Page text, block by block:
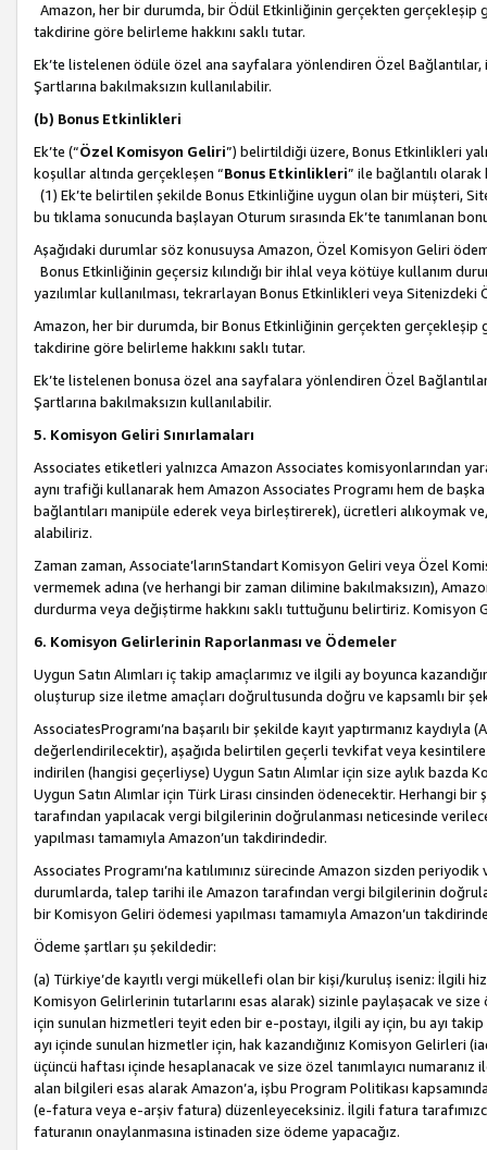
Amazon, her bir durumda, bir Ödül Etkinliğinin gerçekten gerçekleşip
takdirine göre belirleme hakkını saklı tutar.
Ek’te listelenen ödüle özel ana sayfalara yönlendiren Özel
Şartlarına bakılmaksızın kullanılabilir.
(b) Bonus Etkinlikleri
Ek’te (“Özel Komisyon Geliri”) belirtildiği üzere, Bonus Etkinlikleri
koşullar altında gerçekleşen “Bonus Etkinlikleri” ile bağlantılı olarak
(1) Ek’te belirtilen şekilde Bonus Etkinliğine uygun olan bir müşteri,
bu tıklama sonucunda başlayan Oturum sırasında Ek’te tanımlanan
Aşağıdaki durumlar söz konusuysa Amazon, Özel Komisyon Geliri
Bonus Etkinliğinin geçersiz kılındığı bir ihlal veya kötüye kullanım
yazılımlar kullanılması, tekrarlayan Bonus Etkinlikleri veya
Amazon, her bir durumda, bir Bonus Etkinliğinin gerçekten gerçekleşip
takdirine göre belirleme hakkını saklı tutar.
Ek’te listelenen bonusa özel ana sayfalara yönlendiren Özel
Şartlarına bakılmaksızın kullanılabilir.
5. Komisyon Geliri Sınırlamaları
Associates etiketleri yalnızca Amazon Associates komisyonlarından
aynı trafiği kullanarak hem Amazon Associates Programı hem de
bağlantıları manipüle ederek veya birleştirerek), ücretleri alıkoymak
alabiliriz.
Zaman zaman, Associate’larınStandart Komisyon Geliri veya Özel
vermemek adına (ve herhangi bir zaman dilimine bakılmaksızın),
durdurma veya değiştirme hakkını saklı tuttuğunu belirtiriz. Komisyon
6. Komisyon Gelirlerinin Raporlanması ve Ödemeler
Uygun Satın Alımları iç takip amaçlarımız ve ilgili ay boyunca
oluşturup size iletme amaçları doğrultusunda doğru ve kapsamlı bir
AssociatesProgramı’na başarılı bir şekilde kayıt yaptırmanız
değerlendirilecektir), aşağıda belirtilen geçerli tevkifat veya
indirilen (hangisi geçerliyse) Uygun Satın Alımlar için size aylık
Uygun Satın Alımlar için Türk Lirası cinsinden ödenecektir. Herhangi
tarafından yapılacak vergi bilgilerinin doğrulanması neticesinde
yapılması tamamıyla Amazon’un takdirindedir.
Associates Programı’na katılımınız sürecinde Amazon sizden
durumlarda, talep tarihi ile Amazon tarafından vergi bilgilerinin
bir Komisyon Geliri ödemesi yapılması tamamıyla Amazon’un
Ödeme şartları şu şekildedir:
(a) Türkiye’de kayıtlı vergi mükellefi olan bir kişi/kuruluş iseniz: İlgili
Komisyon Gelirlerinin tutarlarını esas alarak) sizinle paylaşacak ve
için sunulan hizmetleri teyit eden bir e-postayı, ilgili ay için, bu ayı
ayı içinde sunulan hizmetler için, hak kazandığınız Komisyon Gelirleri
üçüncü haftası içinde hesaplanacak ve size özel tanımlayıcı
alan bilgileri esas alarak Amazon’a, işbu Program Politikası
(e-fatura veya e-arşiv fatura) düzenleyeceksiniz. İlgili fatura
faturanın onaylanmasına istinaden size ödeme yapacağız.